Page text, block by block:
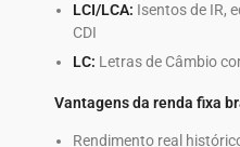
LCI/LCA: Isentos de IR,
CDI
LC: Letras de Câmbio
Vantagens da renda fixa
Rendimento real